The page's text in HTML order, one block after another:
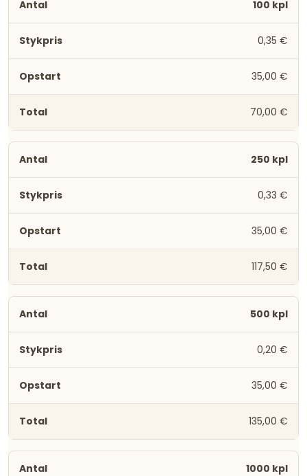
100 kpl
0,35 €
35,00 €
70,00 €
250 kpl
0,33 €
35,00 €
117,50 €
500 kpl
0,20 €
35,00 €
135,00 €
1000 kpl